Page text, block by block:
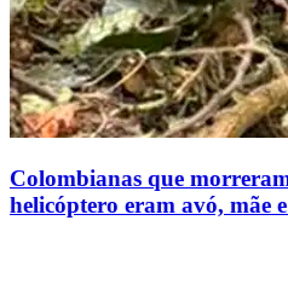
Colombianas que
helicóptero eram avó, mãe